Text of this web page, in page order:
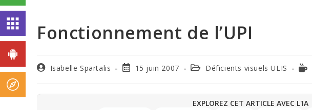
Fonctionnement de l’UPI
Isabelle Spartalis 15 juin 2007 Déficients visuels ULIS
EXPLOREZ CET ARTICLE AVEC L'IA